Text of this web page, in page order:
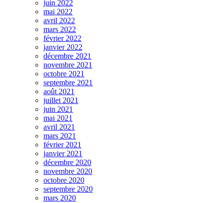
juin 2022
mai 2022
avril 2022
mars 2022
février 2022
janvier 2022
décembre 2021
novembre 2021
octobre 2021
septembre 2021
août 2021
juillet 2021
juin 2021
mai 2021
avril 2021
mars 2021
février 2021
janvier 2021
décembre 2020
novembre 2020
octobre 2020
septembre 2020
mars 2020